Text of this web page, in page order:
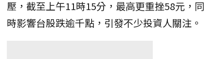
壓，截至上午11時15分，最高更重挫58元，同
時影響台股跌逾千點，引發不少投資人關注。